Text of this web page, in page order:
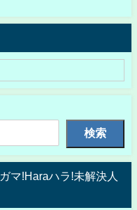
検索
マ!Haraハラ!未解決人